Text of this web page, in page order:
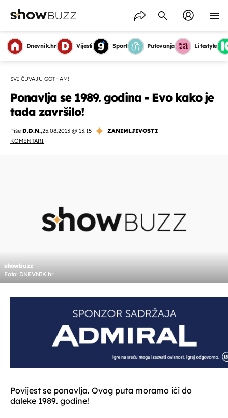
Dnevnik.hr Vijesti Sport Putovanja Lifestyle
SVI ČUVAJU GOTHAM!
Ponavlja se 1989. godina - Evo kako je
tada završilo!
Piše D.D.N.,25.08.2013 @ 13:15
ZANIMLJIVOSTI
KOMENTARI
showbuzz
Foto: DNEVNIK.hr
Povijest se ponavlja. Ovog puta moramo ići do
daleke 1989. godine!